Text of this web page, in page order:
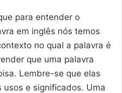
para entender o
em inglês nós temos
no qual a palavra é
que uma palavra
Lembre-se que elas
e significados. Uma